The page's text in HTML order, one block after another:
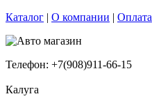
Каталог | О компании | Оплата
Телефон: +7(908)911-66-15
Калуга